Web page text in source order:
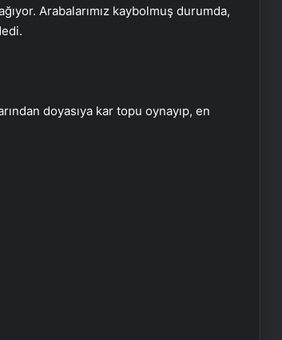
Arabalarımız kaybolmuş durumda,
doyasıya kar topu oynayıp, en